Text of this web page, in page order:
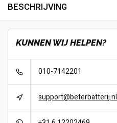
BESCHRIJVING
KUNNEN WIJ HELPEN?
010-7142201
support@beterbatterij.nl